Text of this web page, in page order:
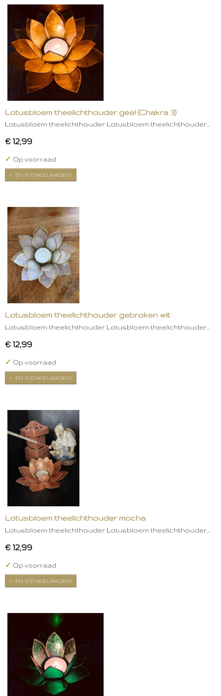
Lotusbloem theelichthouder geel (Chakra 3)
Lotusbloem theelichthouder Lotusbloem theelichthouder…
€ 12,99
✓ Op voorraad
IN WINKELWAGEN
Lotusbloem theelichthouder gebroken wit
Lotusbloem theelichthouder Lotusbloem theelichthouder…
€ 12,99
✓ Op voorraad
IN WINKELWAGEN
Lotusbloem theelichthouder mocha
Lotusbloem theelichthouder Lotusbloem theelichthouder…
€ 12,99
✓ Op voorraad
IN WINKELWAGEN